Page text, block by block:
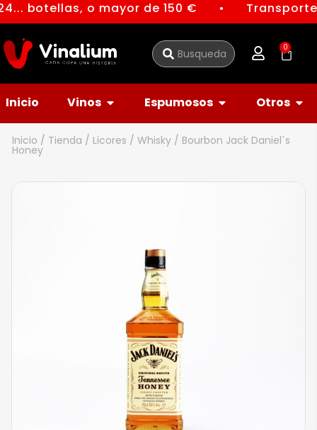
botellas, o mayor de 150 € ●
0
Inicio Vinos Espumosos Otros
Inicio / Tienda / Licores / Whisky / Bourbon Jack Daniel`s
Honey